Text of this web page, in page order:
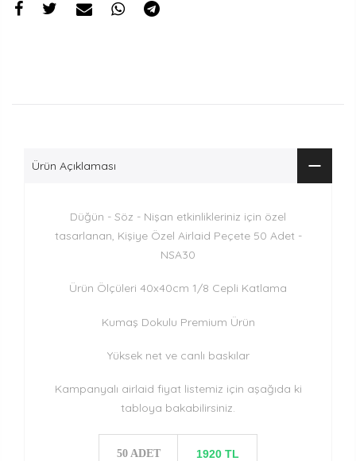
Ürün Açıklaması
Düğün - Söz - Nişan etkinlikleriniz için özel
tasarlanan, Kişiye Özel Airlaid Peçete 50 Adet -
NSA30
Ürün Ölçüleri 40x40cm 1/8 Cepli Katlama
Kumaş Dokulu Premium Ürün
Yüksek net ve canlı baskılar
Kampanyalı airlaid fiyat listemiz için aşağıda ki
tabloya bakabilirsiniz.
50 ADET 1920 TL